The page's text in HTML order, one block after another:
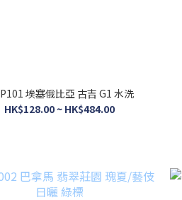
埃塞俄比亞 古吉 G1 水洗
HK$128.00 ~ HK$484.00